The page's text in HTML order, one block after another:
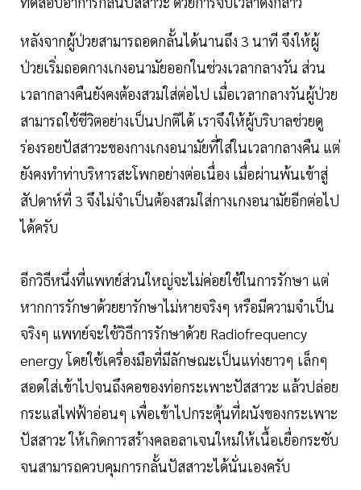
หลังจากผู้ป่วยสามารถอดกลั้นได้นานถึง 3 นาที จึงให้ผู้
ป่วยเริ่มถอดกางเกงอนามัยออกในช่วงเวลากลางวัน ส่วน
เวลากลางคืนยังคงต้องสวมใส่ต่อไป เมื่อเวลากลางวันผู้ป่วย
สามารถใช้ชีวิตอย่างเป็นปกติได้ เราจึงให้ผู้บริบาลช่วยดู
ร่องรอยปัสสาวะของกางเกงอนามัยที่ใส่ในเวลากลางคืน แต่
ยังคงทำท่าบริหารสะโพกอย่างต่อเนื่อง เมื่อผ่านพ้นเข้าสู่
สัปดาห์ที่ 3 จึงไม่จำเป็นต้องสวมใส่กางเกงอนามัยอีกต่อไป
ได้ครับ
อีกวิธีหนึ่งที่แพทย์ส่วนใหญ่จะไม่ค่อยใช้ในการรักษา แต่
หากการรักษาด้วยยารักษาไม่หายจริงๆ หรือมีความจำเป็น
จริงๆ แพทย์จะใช้วิธีการรักษาด้วย Radiofrequency
energy โดยใช้เครื่องมือที่มีลักษณะเป็นแท่งยาวๆ เล็กๆ
สอดใส่เข้าไปจนถึงคอของท่อกระเพาะปัสสาวะ แล้วปล่อย
กระแสไฟฟ้าอ่อนๆ เพื่อเข้าไปกระตุ้นที่ผนังของกระเพาะ
ปัสสาวะ ให้เกิดการสร้างคลอลาเจนใหม่ให้เนื้อเยื่อกระชับ
จนสามารถควบคุมการกลั้นปัสสาวะได้นั่นเองครับ